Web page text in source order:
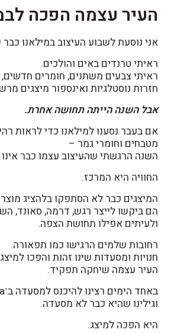
העיר עצמה הפכה
אני נוסעת לשבוע העיצוב במילאנו כבר
ראיתי טרנדים באים והולכים.
ראיתי צבעים משתנים, חומרים חדשים,
חזרות נוסטלגיות ואינספור מיצגים
אבל השנה הייתה תחושה אחרת.
אם בעבר נסענו למילאנו כדי לראות
מטבחים וחומרי גמר –
השנה הרגשתי שהעיצוב עצמו כבר
החוויה היא המרכז.
המיצגים כבר לא הסתפקו בלהציג
הם ביקשו לייצר רגש, דרמה, סאונד,
ולעיתים אפילו תחושת הצפה.
רחובות שלמים הרגישו כמו תפאורה.
חנויות ומסעדות שינו זהות והפכו
העיר עצמה שיחקה תפקיד.
וגילינו שהיא כבר לא מסעדה.
היא הפכה למיצג.